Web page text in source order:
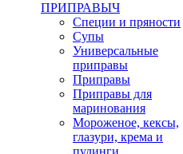
ПРИПРАВЫЧ
Специи и пряности
Супы
Универсальные
приправы
Приправы
Приправы для
маринования
Мороженое, кексы,
глазури, крема и
пудинги